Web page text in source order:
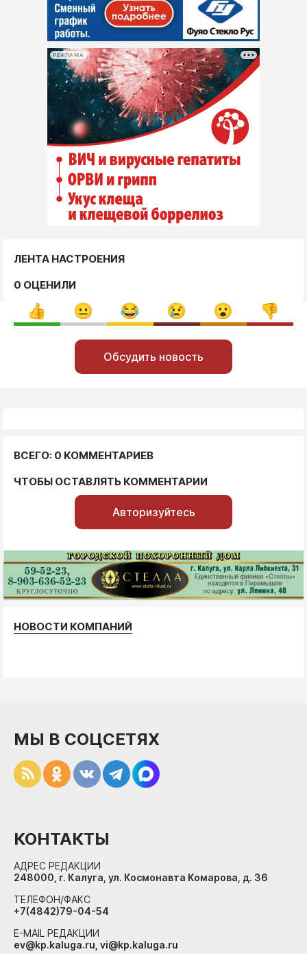
РЕКЛАМА
ЛЕНТА НАСТРОЕНИЯ
0 ОЦЕНИЛИ
Обсудить новость
ВСЕГО: 0 КОММЕНТАРИЕВ
ЧТОБЫ ОСТАВЛЯТЬ КОММЕНТАРИИ
Авторизуйтесь
НОВОСТИ КОМПАНИЙ
МЫ В СОЦСЕТЯХ
КОНТАКТЫ
АДРЕС РЕДАКЦИИ
248000, г. Калуга, ул. Космонавта Комарова, д. 36
ТЕЛЕФОН/ФАКС
+7(4842)79-04-54
E-MAIL РЕДАКЦИИ
ev@kp.kaluga.ru, vi@kp.kaluga.ru